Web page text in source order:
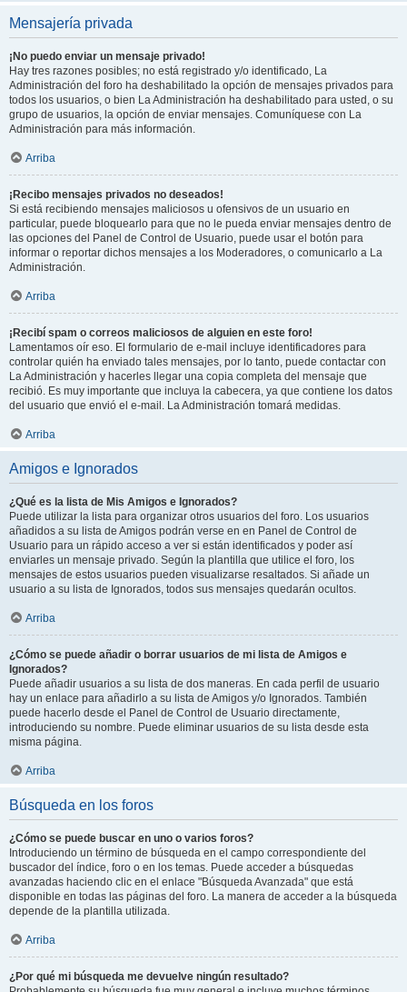
Mensajería privada
¡No puedo enviar un mensaje privado!
Hay tres razones posibles; no está registrado y/o identificado, La
Administración del foro ha deshabilitado la opción de mensajes privados para
todos los usuarios, o bien La Administración ha deshabilitado para usted, o su
grupo de usuarios, la opción de enviar mensajes. Comuníquese con La
Administración para más información.
Arriba
¡Recibo mensajes privados no deseados!
Si está recibiendo mensajes maliciosos u ofensivos de un usuario en
particular, puede bloquearlo para que no le pueda enviar mensajes dentro de
las opciones del Panel de Control de Usuario, puede usar el botón para
informar o reportar dichos mensajes a los Moderadores, o comunicarlo a La
Administración.
Arriba
¡Recibí spam o correos maliciosos de alguien en este foro!
Lamentamos oír eso. El formulario de e-mail incluye identificadores para
controlar quién ha enviado tales mensajes, por lo tanto, puede contactar con
La Administración y hacerles llegar una copia completa del mensaje que
recibió. Es muy importante que incluya la cabecera, ya que contiene los datos
del usuario que envió el e-mail. La Administración tomará medidas.
Arriba
Amigos e Ignorados
¿Qué es la lista de Mis Amigos e Ignorados?
Puede utilizar la lista para organizar otros usuarios del foro. Los usuarios
añadidos a su lista de Amigos podrán verse en en Panel de Control de
Usuario para un rápido acceso a ver si están identificados y poder así
enviarles un mensaje privado. Según la plantilla que utilice el foro, los
mensajes de estos usuarios pueden visualizarse resaltados. Si añade un
usuario a su lista de Ignorados, todos sus mensajes quedarán ocultos.
Arriba
¿Cómo se puede añadir o borrar usuarios de mi lista de Amigos e
Ignorados?
Puede añadir usuarios a su lista de dos maneras. En cada perfil de usuario
hay un enlace para añadirlo a su lista de Amigos y/o Ignorados. También
puede hacerlo desde el Panel de Control de Usuario directamente,
introduciendo su nombre. Puede eliminar usuarios de su lista desde esta
misma página.
Arriba
Búsqueda en los foros
¿Cómo se puede buscar en uno o varios foros?
Introduciendo un término de búsqueda en el campo correspondiente del
buscador del índice, foro o en los temas. Puede acceder a búsquedas
avanzadas haciendo clic en el enlace "Búsqueda Avanzada" que está
disponible en todas las páginas del foro. La manera de acceder a la búsqueda
depende de la plantilla utilizada.
Arriba
¿Por qué mi búsqueda me devuelve ningún resultado?